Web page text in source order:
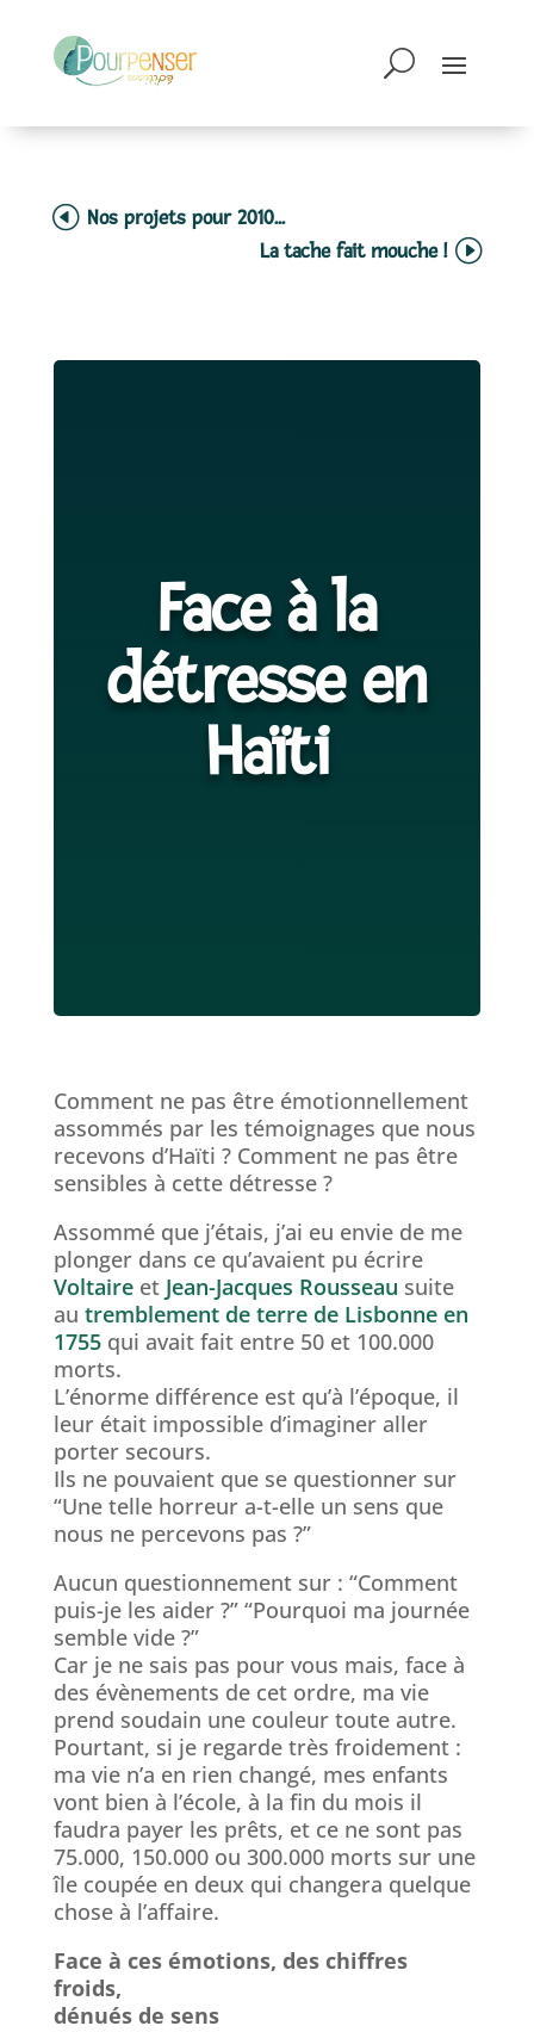
Nos projets pour 2010...
La tache fait mouche !
Face à la
détresse en
Haïti
Comment ne pas être émotionnellement
assommés par les témoignages que nous
recevons d’Haïti ? Comment ne pas être
sensibles à cette détresse ?
Assommé que j’étais, j’ai eu envie de me
plonger dans ce qu’avaient pu écrire
Voltaireet Jean-Jacques Rousseau suite
au tremblement de terre de Lisbonne en
1755qui avait fait entre 50 et 100.000
morts.
L’énorme différence est qu’à l’époque, il
leur était impossible d’imaginer aller
porter secours.
Ils ne pouvaient que se questionner sur
“Une telle horreur a-t-elle un sens que
nous ne percevons pas ?”
Aucun questionnement sur : “Comment
puis-je les aider ?” “Pourquoi ma journée
semble vide ?”
Car je ne sais pas pour vous mais, face à
des évènements de cet ordre, ma vie
prend soudain une couleur toute autre.
Pourtant, si je regarde très froidement :
ma vie n’a en rien changé, mes enfants
vont bien à l’école, à la fin du mois il
faudra payer les prêts, et ce ne sont pas
75.000, 150.000 ou 300.000 morts sur une
île coupée en deux qui changera quelque
chose à l’affaire.
Face à ces émotions, des chiffres
froids,
dénués de sens